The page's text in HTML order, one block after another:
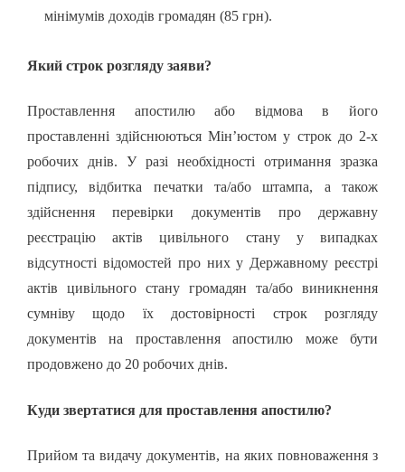
мінімумів доходів громадян (85 грн).
Який строк розгляду заяви?
Проставлення апостилю або відмова в його
проставленні здійснюються Мін’юстом у строк до 2-х
робочих днів. У разі необхідності отримання зразка
підпису, відбитка печатки та/або штампа, а також
здійснення перевірки документів про державну
реєстрацію актів цивільного стану у випадках
відсутності відомостей про них у Державному реєстрі
актів цивільного стану громадян та/або виникнення
сумніву щодо їх достовірності строк розгляду
документів на проставлення апостилю може бути
продовжено до 20 робочих днів.
Куди звертатися для проставлення апостилю?
Прийом та видачу документів, на яких повноваження з